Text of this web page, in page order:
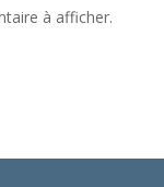
à afficher.